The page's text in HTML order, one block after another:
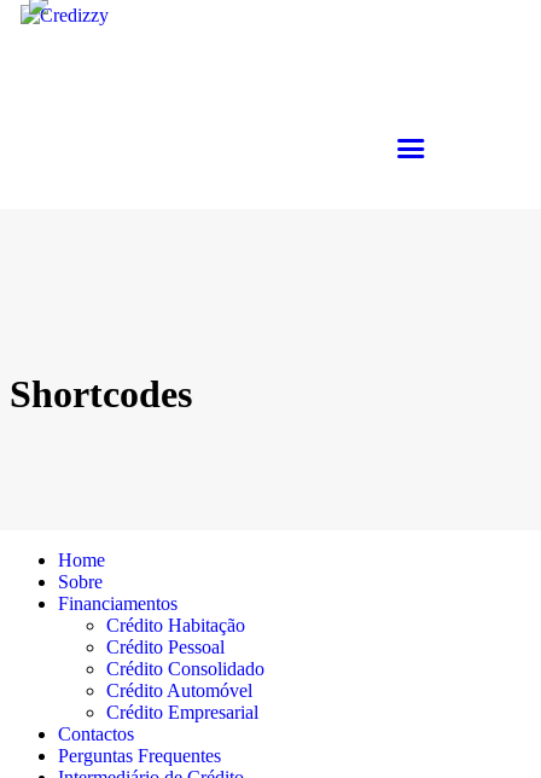
Shortcodes
Home
Sobre
Financiamentos
Crédito Habitação
Crédito Pessoal
Crédito Consolidado
Crédito Automóvel
Crédito Empresarial
Contactos
Perguntas Frequentes